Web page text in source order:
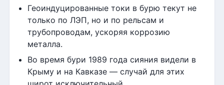
Геоиндуцированные токи в бурю текут не
только по ЛЭП, но и по рельсам и
трубопроводам, ускоряя коррозию
металла.
Во время бури 1989 года сияния видели в
Крыму и на Кавказе — случай для этих